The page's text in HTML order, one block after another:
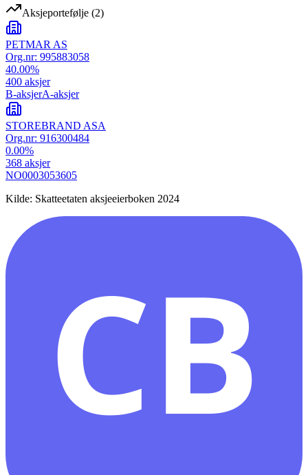
Aksjeportefølje (2)
PETMAR AS
Org.nr: 995883058
40.00%
400 aksjer
B-aksjerA-aksjer
STOREBRAND ASA
Org.nr: 916300484
0.00%
368 aksjer
NO0003053605
Kilde: Skatteetaten aksjeeierboken 2024
CB